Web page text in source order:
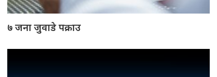
७ जना जुवाडे पक्राउ